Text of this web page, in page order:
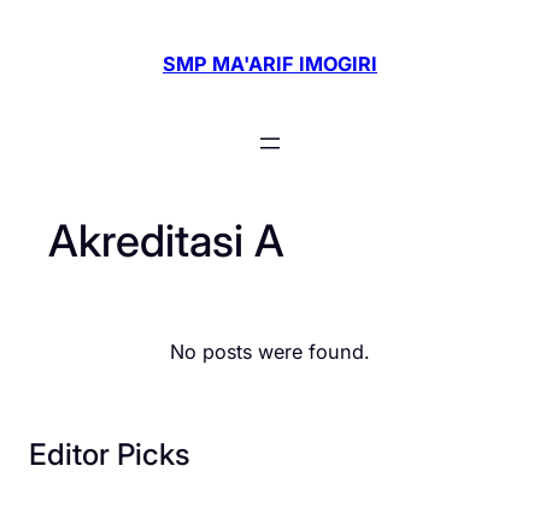
SMP MA'ARIF IMOGIRI
Akreditasi A
No posts were found.
Editor Picks